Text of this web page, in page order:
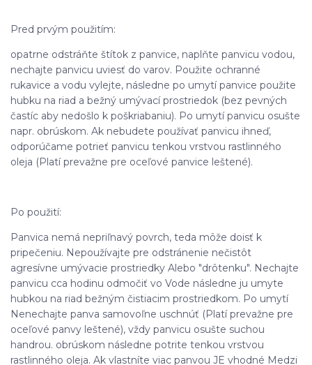
Pred prvým použitím:
opatrne odstráňte štítok z panvice, naplňte panvicu vodou,
nechajte panvicu uviesť do varov. Použite ochranné
rukavice a vodu vylejte, následne po umytí panvice použite
hubku na riad a bežný umývací prostriedok (bez pevných
častíc aby nedošlo k poškriabaniu). Po umytí panvicu osušte
napr. obrúskom. Ak nebudete používať panvicu ihneď,
odporúčame potrieť panvicu tenkou vrstvou rastlinného
oleja (Platí prevažne pre oceľové panvice leštené).
Po použití:
Panvica nemá nepriľnavý povrch, teda môže doisť k
pripečeniu. Nepoužívajte pre odstránenie nečistôt
agresívne umývacie prostriedky Alebo "drôtenku". Nechajte
panvicu cca hodinu odmočiť vo Vode následne ju umyte
hubkou na riad bežným čistiacim prostriedkom. Po umytí
Nenechajte panva samovoľne uschnúť (Platí prevažne pre
oceľové panvy leštené), vždy panvicu osušte suchou
handrou. obrúskom následne potrite tenkou vrstvou
rastlinného oleja. Ak vlastníte viac panvou JE vhodné Medzi